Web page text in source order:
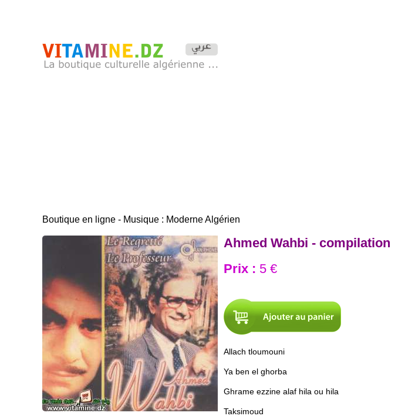
Boutique en ligne - Musique : Moderne Algérien
Ahmed Wahbi - compilation
Prix : 5 €
Allach tloumouni
Ya ben el ghorba
Ghrame ezzine alaf hila ou hila
Taksimoud